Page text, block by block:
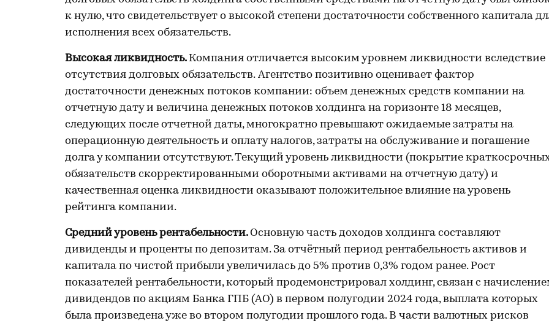
к нулю, что свидетельствует о высокой степени достаточности собственного капитала
исполнения всех обязательств.
Высокая ликвидность. Компания отличается высоким уровнем ликвидности вследствие
отсутствия долговых обязательств. Агентство позитивно оценивает фактор
достаточности денежных потоков компании: объем денежных средств компании на
отчетную дату и величина денежных потоков холдинга на горизонте 18 месяцев,
следующих после отчетной даты, многократно превышают ожидаемые затраты на
операционную деятельность и оплату налогов, затраты на обслуживание и погашение
долга у компании отсутствуют. Текущий уровень ликвидности (покрытие
обязательств скорректированными оборотными активами на отчетную дату) и
качественная оценка ликвидности оказывают положительное влияние на уровень
рейтинга компании.
Средний уровень рентабельности. Основную часть доходов холдинга составляют
дивиденды и проценты по депозитам. За отчётный период рентабельность активов и
капитала по чистой прибыли увеличилась до 5% против 0,3% годом ранее. Рост
показателей рентабельности, который продемонстрировал холдинг, связан с
дивидендов по акциям Банка ГПБ (АО) в первом полугодии 2024 года, выплата которых
была произведена уже во втором полугодии прошлого года. В части валютных рисков